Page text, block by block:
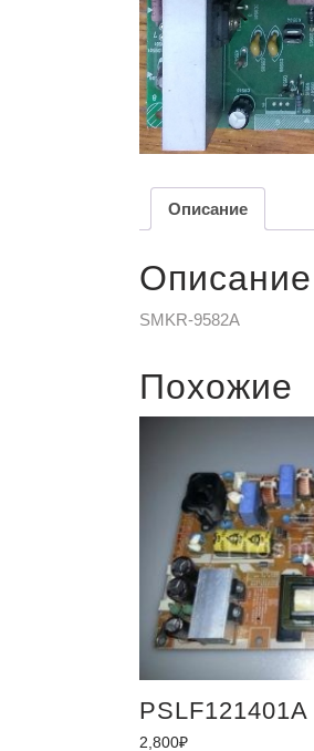
Описание
Описание
SMKR-9582A
Похожие
PSLF121401A
2,800₽